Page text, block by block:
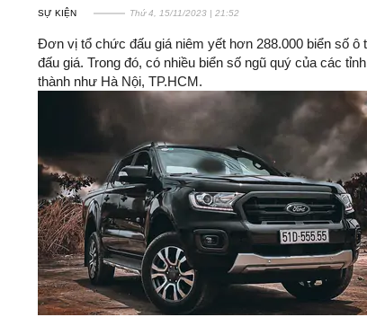
SỰ KIỆN Thứ 4, 15/11/2023 | 21:52
Đơn vị tổ chức đấu giá niêm yết hơn 288.000 biển số ô
đấu giá. Trong đó, có nhiều biển số ngũ quý của các
thành như Hà Nội, TP.HCM.